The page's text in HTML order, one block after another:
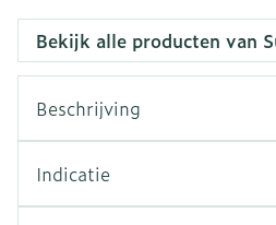
Bekijk alle producten van
Beschrijving
Indicatie